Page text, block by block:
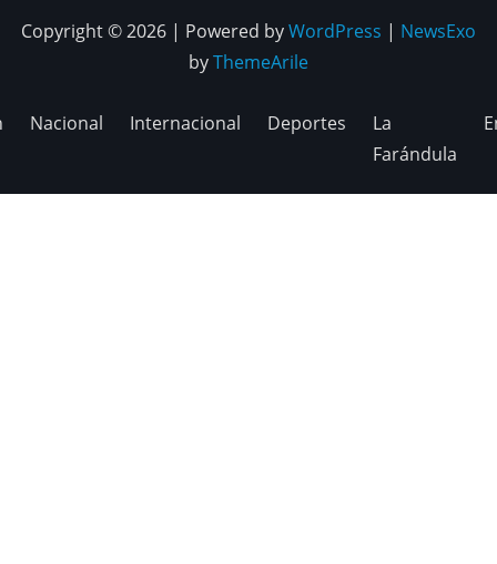
Copyright © 2026 | Powered byWordPress | NewsExo
byThemeArile
Nacional Internacional Deportes
La
Farándula